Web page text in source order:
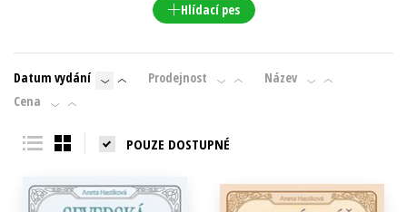
Hlídací pes
Datum vydání Prodejnost
Název
Cena
POUZE DOSTUPNÉ